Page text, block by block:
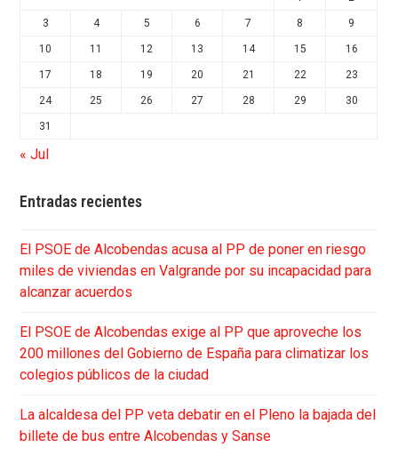
3 4 5 6 7 8 9
10 11 12 13 14 15 16
17 18 19 20 21 22 23
24 25 26 27 28 29 30
31
« Jul
Entradas recientes
El PSOE de Alcobendas acusa al PP de poner en riesgo
miles de viviendas en Valgrande por su incapacidad para
alcanzar acuerdos
El PSOE de Alcobendas exige al PP que aproveche los
200 millones del Gobierno de España para climatizar los
colegios públicos de la ciudad
La alcaldesa del PP veta debatir en el Pleno la bajada del
billete de bus entre Alcobendas y Sanse